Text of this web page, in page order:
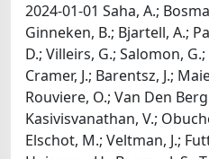
2024-01-01 Saha, A.;
Ginneken, B.; Bjartell, A.;
D.; Villeirs, G.; Salomon,
Cramer, J.; Barentsz, J.;
Rouviere, O.; Van Den
Kasivisvanathan, V.;
Elschot, M.; Veltman, J.;